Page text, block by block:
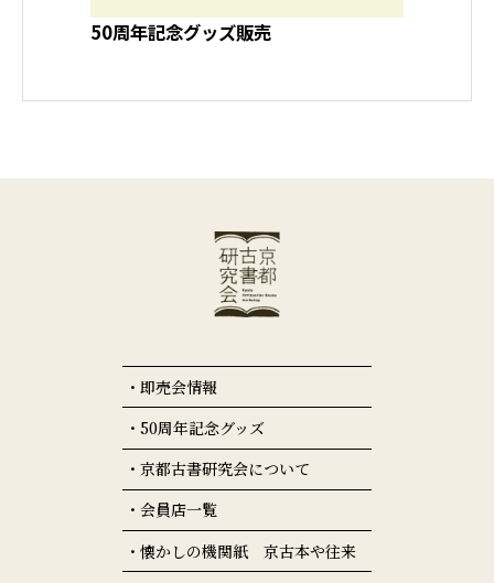
50周年記念グッズ販売
即売会情報
50周年記念グッズ
京都古書研究会について
会員店一覧
懐かしの機関紙 京古本や往来